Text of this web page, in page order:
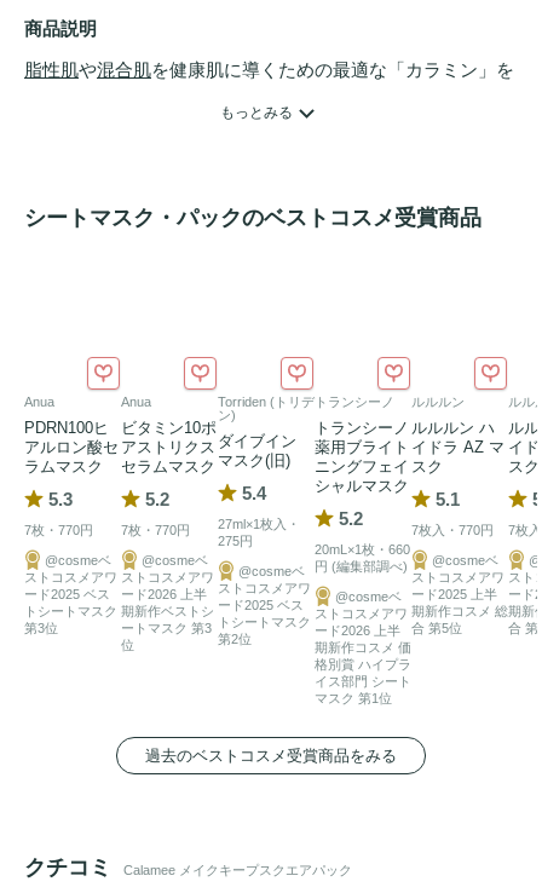
商品説明
脂性肌や混合肌を健康肌に導くための最適な「カラミン」を
イク前使用をとことん考え抜いた処方。カラミンパウダー配
ル（エタノールフリー）、オイルフリー、
パラベンフリー）
もっとみる
シートマスク・パックのベストコスメ受賞商品
Anua
PDRN100ヒ
アルロン酸セ
ラムマスク
5.3
7枚・770円
@cosmeベ
ストコスメアワ
ード2025 ベス
トシートマスク
第3位
Anua
ビタミン10ポ
アストリクス
セラムマスク
5.2
7枚・770円
@cosmeベ
ストコスメアワ
ード2026 上半
期新作ベストシ
ートマスク 第3
位
Torriden (トリデ
ン)
ダイブイン
マスク(旧)
5.4
27ml×1枚入・
275円
@cosmeベ
ストコスメアワ
ード2025 ベス
トシートマスク
第2位
トランシーノ
トランシーノ
薬用ブライト
ニングフェイ
シャルマスク
5.2
20mL×1枚・660
円 (編集部調べ)
@cosmeベ
ストコスメアワ
ード2026 上半
期新作コスメ 価
格別賞 ハイプラ
イス部門 シート
マスク 第1位
ルルルン
ルルルン ハ
イドラ AZ マ
スク
5.1
7枚入・770円
@cosmeベ
ストコスメアワ
ード2025 上半
期新作コスメ 総
合 第5位
ルル
ル
イ
スク
7枚
スト
ード
期新
合 第
過去のベストコスメ受賞商品をみる
クチコミ Calamee メイクキープスクエアパック